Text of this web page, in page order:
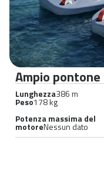
Ampio
Lunghezza386 m
Peso178 kg
Potenza massima del
motoreNessun dato